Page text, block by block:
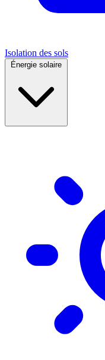
Isolation des sols